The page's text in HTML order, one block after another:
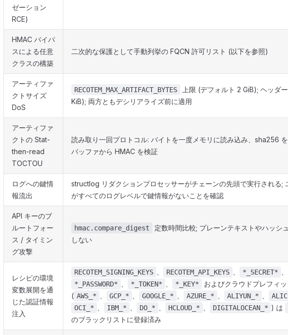
ゼーション
RCE)
HMAC バイパ
スによる任意
クラスの構築
二次的な保護として手動列挙の FQCN 許可リスト (以下を参照)
アーティファ
クトサイズ
DoS
RECOTEM_MAX_ARTIFACT_BYTES
上限 (デフォルト 2 GiB); ヘッダ
KiB); 両方ともデシリアライズ前に適用
アーティファ
クトの Stat-
then-read
TOCTOU
読み取り一回プロトコル: バイトを一度メモリに読み込み、sha256
バッファから HMAC を検証
ログへの鍵情
報流出
structlog リダクションプロセッサーがチェーンの先頭で実行される;
がすべてのログレベルで鍵情報がないことを確認
API キーのブ
ルートフォー
ス / タイミン
グ攻撃
hmac.compare_digest
定数時間比較; プレーンテキストやハッシ
しない
レシピの環境
変数展開を通
じた認証情報
注入
RECOTEM_SIGNING_KEYS RECOTEM_API_KEYS *_SECRET*
*_PASSWORD* *_TOKEN* *_KEY*
およびクラウドプレフィッ
( AWS_* GCP_* GOOGLE_* AZURE_* ALIYUN_*
OCI_* IBM_* DO_* HCLOUD_* DIGITALOCEAN_* ) は
のブラックリストに登録済み